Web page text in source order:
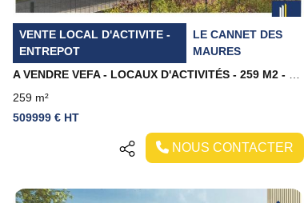
VENTE LOCAL D'ACTIVITE -
ENTREPOT
LE CANNET DES
MAURES
259 m²
509999 € HT
NOUS CONTACTER